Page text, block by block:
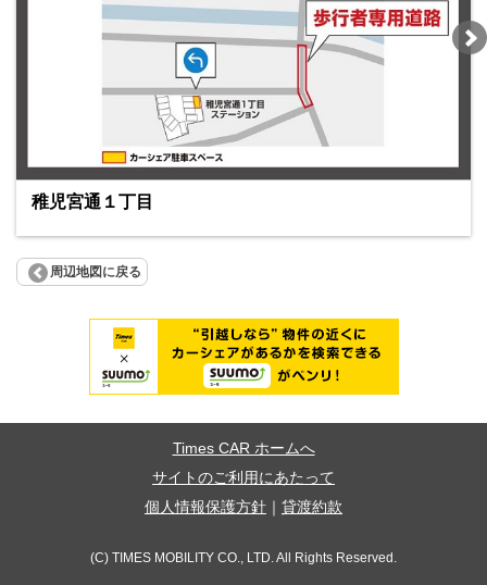
稚児宮通１丁目
周辺地図に戻る
Times CAR ホームへ
サイトのご利用にあたって
個人情報保護方針
貸渡約款
(C) TIMES MOBILITY CO., LTD. All Rights Reserved.